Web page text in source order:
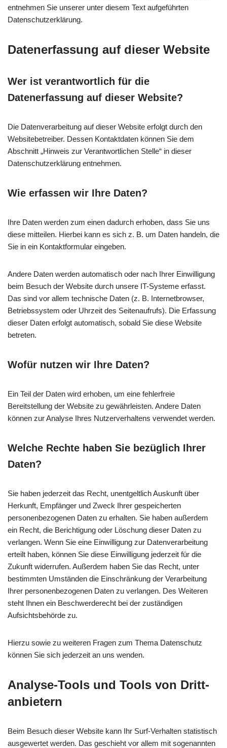
entnehmen Sie unserer unter diesem Text aufgeführten
Datenschutzerklärung.
Datenerfassung auf dieser Website
Wer ist verantwortlich für die
Datenerfassung auf dieser Website?
Die Datenverarbeitung auf dieser Website erfolgt durch den
Websitebetreiber. Dessen Kontaktdaten können Sie dem
Abschnitt „Hinweis zur Verantwortlichen Stelle“ in dieser
Datenschutzerklärung entnehmen.
Wie erfassen wir Ihre Daten?
Ihre Daten werden zum einen dadurch erhoben, dass Sie uns
diese mitteilen. Hierbei kann es sich z. B. um Daten handeln, die
Sie in ein Kontaktformular eingeben.
Andere Daten werden automatisch oder nach Ihrer Einwilligung
beim Besuch der Website durch unsere IT-Systeme erfasst.
Das sind vor allem technische Daten (z. B. Internetbrowser,
Betriebssystem oder Uhrzeit des Seitenaufrufs). Die Erfassung
dieser Daten erfolgt automatisch, sobald Sie diese Website
betreten.
Wofür nutzen wir Ihre Daten?
Ein Teil der Daten wird erhoben, um eine fehlerfreie
Bereitstellung der Website zu gewährleisten. Andere Daten
können zur Analyse Ihres Nutzerverhaltens verwendet werden.
Welche Rechte haben Sie bezüglich Ihrer
Daten?
Sie haben jederzeit das Recht, unentgeltlich Auskunft über
Herkunft, Empfänger und Zweck Ihrer gespeicherten
personenbezogenen Daten zu erhalten. Sie haben außerdem
ein Recht, die Berichtigung oder Löschung dieser Daten zu
verlangen. Wenn Sie eine Einwilligung zur Datenverarbeitung
erteilt haben, können Sie diese Einwilligung jederzeit für die
Zukunft widerrufen. Außerdem haben Sie das Recht, unter
bestimmten Umständen die Einschränkung der Verarbeitung
Ihrer personenbezogenen Daten zu verlangen. Des Weiteren
steht Ihnen ein Beschwerderecht bei der zuständigen
Aufsichtsbehörde zu.
Hierzu sowie zu weiteren Fragen zum Thema Datenschutz
können Sie sich jederzeit an uns wenden.
Analyse-Tools und Tools von Dritt­
anbietern
Beim Besuch dieser Website kann Ihr Surf-Verhalten statistisch
ausgewertet werden. Das geschieht vor allem mit sogenannten